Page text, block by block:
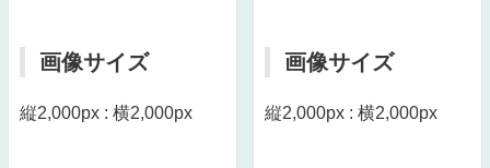
画像サイズ
縦2,000px : 横2,000px
画像サイズ
縦2,000px : 横2,000px